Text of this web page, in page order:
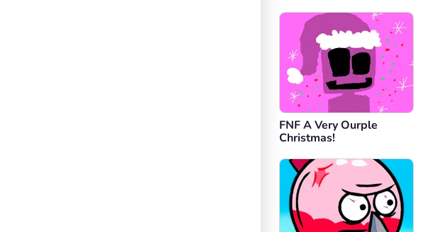
FNF A Very Ourple
Christmas!